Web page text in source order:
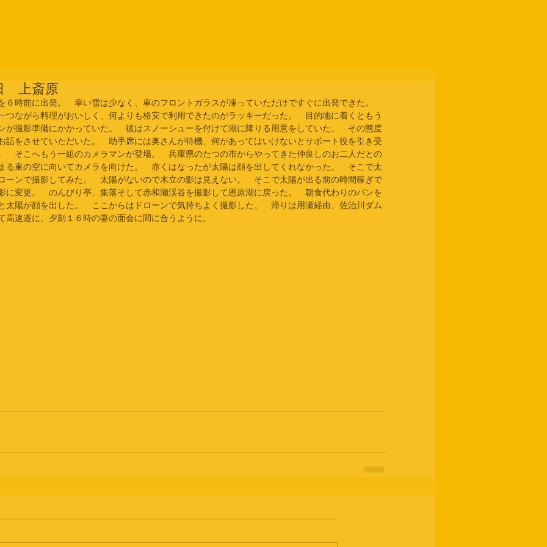
上斎原
６時前に出発。　幸い雪は少なく、車のフロントガラスが凍っていただけですぐに出発できた。
つながら料理がおいしく、何よりも格安で利用できたのがラッキーだった。　目的地に着くともう
が撮影準備にかかっていた。　彼はスノーシューを付けて湖に降りる用意をしていた。　その態度
話をさせていただいた。　助手席には奥さんが待機、何があってはいけないとサポート役を引き受
　そこへもう一組のカメラマンが登場。　兵庫県のたつの市からやってきた仲良しのお二人だとの
る東の空に向いてカメラを向けた。　赤くはなったが太陽は顔を出してくれなかった。　そこで太
ーンで撮影してみた。　太陽がないので木立の影は見えない。　そこで太陽が出る前の時間稼ぎで
に変更。　のんびり亭、集落そして赤和瀬渓谷を撮影して恩原湖に戻った。　朝食代わりのパンを
太陽が顔を出した。　ここからはドローンで気持ちよく撮影した。　帰りは用瀬経由、佐治川ダム
高速道に、夕刻１６時の妻の面会に間に合うように。